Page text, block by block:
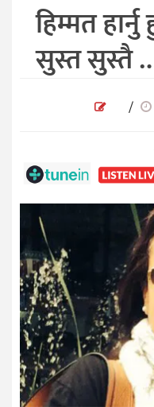
हिम्मत
सुस्त सुस्तै
/